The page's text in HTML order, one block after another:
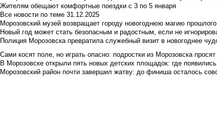
Жителям обещают комфортные поездки с 3 по 5 января
Все новости по теме 31.12.2025
Морозовский музей возвращает городу новогоднюю магию прошлого
Новый год может стать безопасным и радостным, если не
Полиция Морозовска превратила служебный визит в новогоднее
Сами косят поле, но играть опасно: подростки из Морозовска
В Морозовске открыли пять новых детских площадок: где
Морозовский район почти завершил жатву: до финиша осталось